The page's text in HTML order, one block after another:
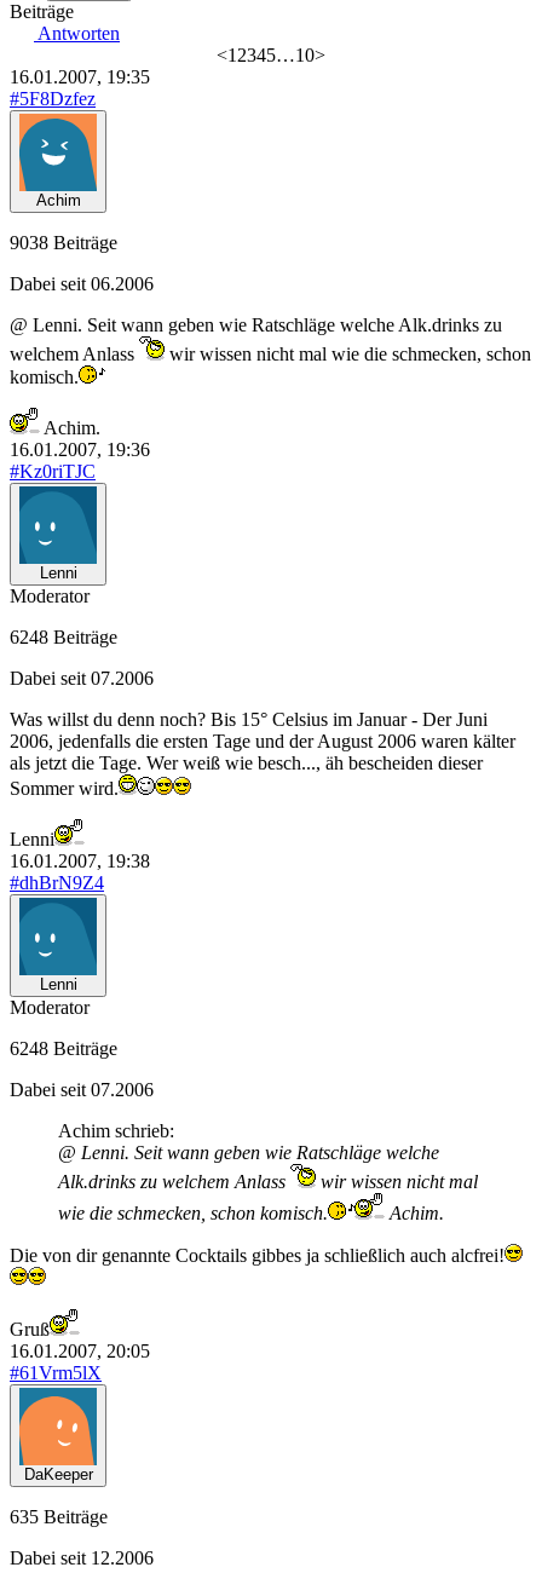
Beiträge
Antworten
<1 2345…10>
16.01.2007, 19:35
#5F8Dzfez
Achim
9038 Beiträge
Dabei seit 06.2006
@ Lenni. Seit wann geben wie Ratschläge welche Alk.drinks zu
welchem Anlass
wir wissen nicht mal wie die schmecken, schon
komisch.
Achim.
16.01.2007, 19:36
#Kz0riTJC
Lenni
Moderator
6248 Beiträge
Dabei seit 07.2006
Was willst du denn noch? Bis 15° Celsius im Januar - Der Juni
2006, jedenfalls die ersten Tage und der August 2006 waren kälter
als jetzt die Tage. Wer weiß wie besch..., äh bescheiden dieser
Sommer wird.
Lenni
16.01.2007, 19:38
#dhBrN9Z4
Lenni
Moderator
6248 Beiträge
Dabei seit 07.2006
Achim schrieb:
@ Lenni. Seit wann geben wie Ratschläge welche
Alk.drinks zu welchem Anlass
wir wissen nicht mal
wie die schmecken, schon komisch.
Achim.
Die von dir genannte Cocktails gibbes ja schließlich auch alcfrei!
Gruß
16.01.2007, 20:05
#61Vrm5lX
DaKeeper
635 Beiträge
Dabei seit 12.2006